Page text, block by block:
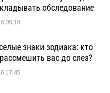
обследование
09:18
знаки зодиака: кто
вас до слез?
17:45